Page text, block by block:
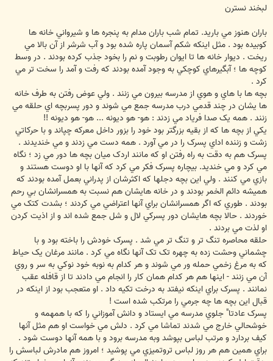
ت
لبخند نسترن
باران هنوز مي باريد. تمام شب باران مدام به پنجره ها و شيرواني خانه ها
کوبيده بود . مثل اينکه شکم آسمان پاره شده بود و آب شرشر از آن بالا مي
ريخت . ديوار خانه ها تا ايوان رطوبت و نم را بخود جذب کرده بودند . در وسط
کوچه ها ؛ آبگيرهاي کوچکي به وجود آمده بودند که رفت و آمد را سخت تر مي
کرد .
بچه ها با هاي و هوي از مدرسه بيرون مي زنند . ولي عوض رفتن به طرف خانه
ها يشان در چند قدمي درب مدرسه جمع مي شوند و دور پسربچه اي حلقه مي
زنند . همه يک صدا فرياد مي زدند : هو- هو ديونه ... هو- هو ديونه !!
يکي از بچه ها که از بقيه بزرگتر بود خود را بزور داخل معرکه چپاند و با حرکاتي
زشت و زننده اداي پسرک را در مي آورد . همه دست مي زدند و مي خنديدند .
پسرک هم به دقت به راه رفتن او که مانند اردک ميان بچه ها دور مي زد ؛ نگاه
مي کرد و مي خنديد. بيچاره پسرک فکر مي کرد که آنها با او دوست هستند و
بازي مي کنند . ولي اين بچه دجلها که اکثرشان از پدراني بعمل آمده بودند که
هميشه دائم الخمر بودند و در خانه هايشان هم نسبت به همسرانشان بي رحم
بودند . طوري که اگر همسرانشان براي آنها اعتراضي مي کردند ؛ بشدت کتک مي
خوردند . حالا بچه هايشان دور پسرکي لال و شل جمع شده اند و از اذيت کردن
او لذت مي بردند .
حلقه محاصره تنگ تر و تنگ تر مي شد . پسرک خودش را باخته بود و با
چشماني وحشت زده به چهره تک تک آنها نگاه مي کرد . مانند مرغان يک حياط
که به مرغ زخمي حمله ور مي شوند و هر کدام به نوبه خود نوکي به سر و روي
آن مي زنند - اينها هم هر کدام همان کار را انجام مي دادند تا از قافله عقب
نمانند . پسرک براي اينکه نيفتد به درخت تکيه داد . او متعجب بود از اينکه در
قبال اين بچه ها چه جرمي را مرتکب شده است !
پسرک عادتا" جلوي مدرسه مي ايستاد و دانش آموزاني را که با همهمه و
خوشحالي خارج مي شدند تماشا مي کرد . دلش مي خواست او هم مثل آنها
کيف بردارد و مرتب لباس بپوشد وبه مدرسه برود و با همه آنها دوست شود .
براي همين هم هر روز لباس تروتميزي مي پوشيد ؛ امروز هم مادرش لباسش را